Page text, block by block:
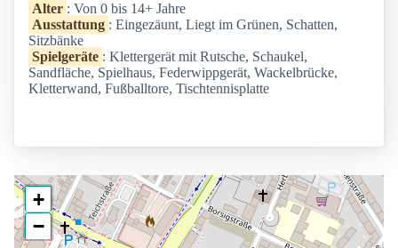
Alter : Von 0 bis 14+ Jahre
Ausstattung : Eingezäunt, Liegt im Grünen, Schatten,
Sitzbänke
Spielgeräte : Klettergerät mit Rutsche, Schaukel,
Sandfläche, Spielhaus, Federwippgerät, Wackelbrücke,
Kletterwand, Fußballtore, Tischtennisplatte
+
−